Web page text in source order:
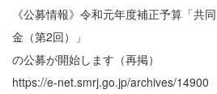
《公募情報》令和元年度補正予算「共
金（第2回）」
の公募が開始します（再掲）
https://e-net.smrj.go.jp/archives/14900